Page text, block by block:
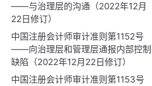
——与治理层的沟通（2022年12月
22日修订）
中国注册会计师审计准则第1152号
——向治理层和管理层通报内部控制
缺陷（2022年12月22日修订）
中国注册会计师审计准则第1153号